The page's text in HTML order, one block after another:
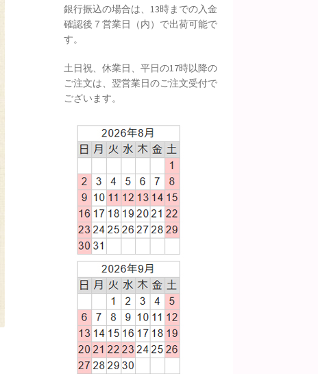
銀行振込の場合は、13時までの入金
確認後７営業日（内）で出荷可能で
す。
土日祝、休業日、平日の17時以降の
ご注文は、翌営業日のご注文受付で
ございます。